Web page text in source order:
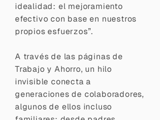
idealidad: el mejoramiento
efectivo con base en nuestros
propios esfuerzos”.
A través de las páginas de
Trabajo y Ahorro, un hilo
invisible conecta a
generaciones de colaboradores,
algunos de ellos incluso